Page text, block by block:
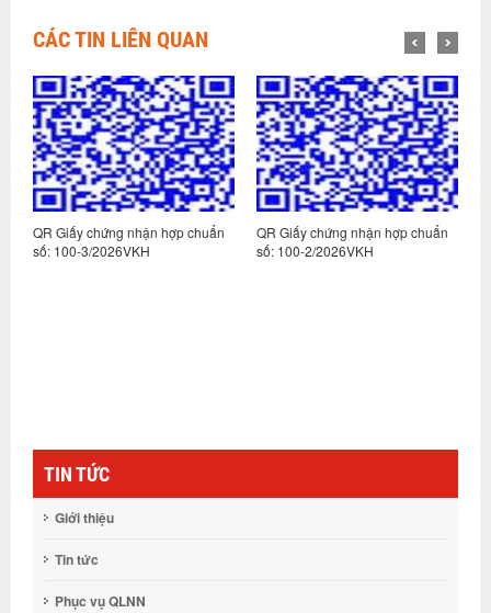
CÁC TIN LIÊN QUAN
QR Giấy chứng nhận hợp chuẩn
số: 100-3/2026VKH
QR Giấy chứng nhận hợp chuẩn
số: 100-2/2026VKH
TIN TỨC
Giới thiệu
Tin tức
Phục vụ QLNN